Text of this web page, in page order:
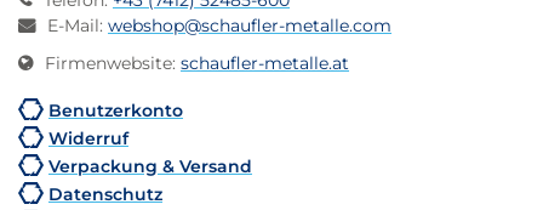
E-Mail: webshop@schaufler-metalle.com
Firmenwebsite: schaufler-metalle.at
Benutzerkonto
Widerruf
Verpackung & Versand
Datenschutz